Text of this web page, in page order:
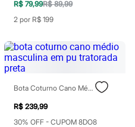
R$ 79,99R$ 89,99
2 por R$ 199
Bota Coturno Cano Médio Masculina Em Pu Tratorada Preta
R$ 239,99
30% OFF - CUPOM 8DO8